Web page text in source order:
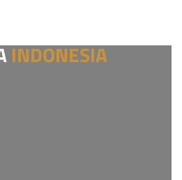
INDONESIA